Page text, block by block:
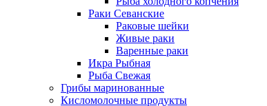
Раки Севанские
Раковые шейки
Живые раки
Варенные раки
Икра Рыбная
Рыба Свежая
Грибы маринованные
Кисломолочные продукты